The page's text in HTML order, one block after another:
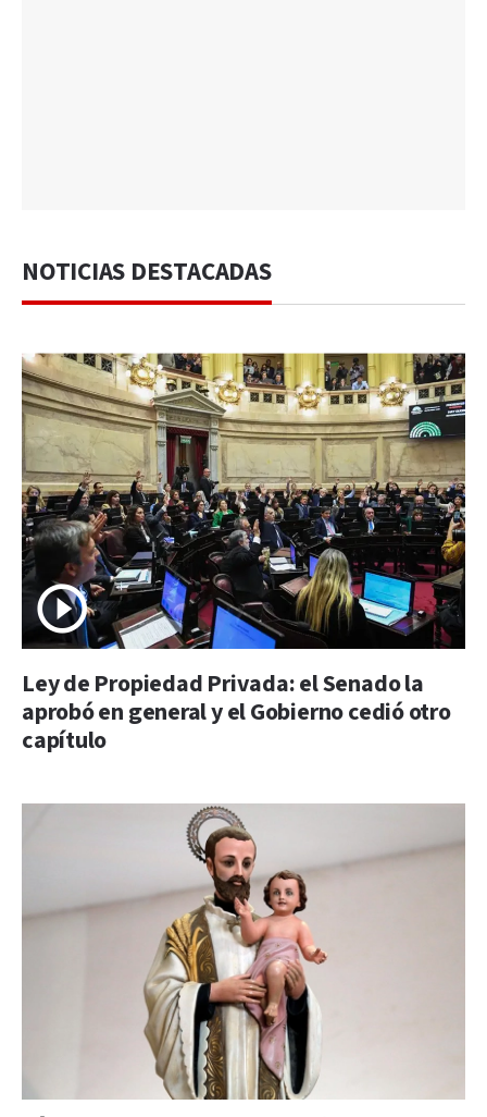
NOTICIAS DESTACADAS
Ley de Propiedad Privada: el Senado la
aprobó en general y el Gobierno cedió otro
capítulo